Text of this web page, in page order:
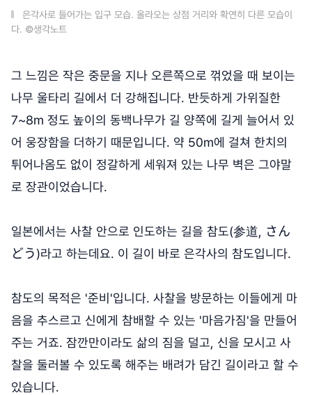
은각사로 들어가는 입구 모습. 올라오는 상점 거리와 확연히 다른 모습이
다. ©생각노트
그 느낌은 작은 중문을 지나 오른쪽으로 꺾었을 때 보이는
나무 울타리 길에서 더 강해집니다. 반듯하게 가위질한
7~8m 정도 높이의 동백나무가 길 양쪽에 길게 늘어서 있
어 웅장함을 더하기 때문입니다. 약 50m에 걸쳐 한치의
튀어나옴도 없이 정갈하게 세워져 있는 나무 벽은 그야말
로 장관이었습니다.
일본에서는 사찰 안으로 인도하는 길을 참도(参道, さん
どう)라고 하는데요. 이 길이 바로 은각사의 참도입니다.
참도의 목적은 '준비'입니다. 사찰을 방문하는 이들에게 마
음을 추스르고 신에게 참배할 수 있는 '마음가짐'을 만들어
주는 거죠. 잠깐만이라도 삶의 짐을 덜고, 신을 모시고 사
찰을 둘러볼 수 있도록 해주는 배려가 담긴 길이라고 할 수
있습니다.